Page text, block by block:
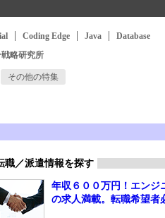
Coding Edge Java
Database
戦略研究所
その他の特集
職／派遣情報を探す
年収６００万円！エンジ
の求人満載。転職希望者